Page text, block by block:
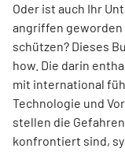
Oder ist auch Ihr
angriffen geworden
schützen? Dieses
how. Die darin
mit international
Technologie und
stellen die
konfrontiert sind,